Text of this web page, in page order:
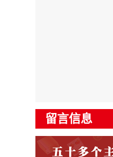
留言信息